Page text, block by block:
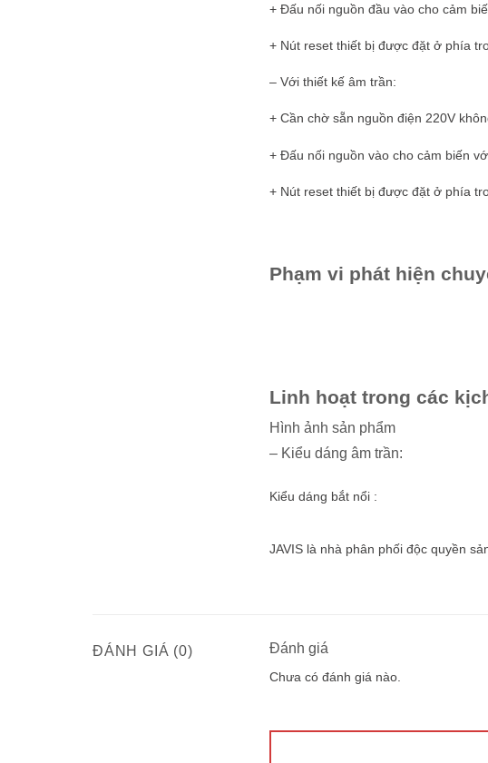
+ Đấu nối nguồn đầu vào cho cảm
+ Nút reset thiết bị được đặt ở phía
– Với thiết kế âm trần:
+ Cần chờ sẵn nguồn điện 220V
+ Đấu nối nguồn vào cho cảm biến
+ Nút reset thiết bị được đặt ở phía
Phạm vi phát hiện
Linh hoạt trong các
Hình ảnh sản phẩm
– Kiểu dáng âm trần:
Kiểu dáng bắt nổi :
JAVIS là nhà phân phối độc quyền
ĐÁNH GIÁ (0) Đánh giá
Chưa có đánh giá nào.